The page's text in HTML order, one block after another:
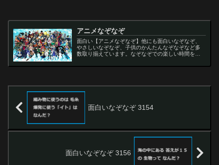
アニメなぞなぞ
面白い【アニメなぞなぞ】他にも面白いなぞなぞ、
やさしいなぞなぞ、子供のかんたんなぞなぞなど多
数取り揃えています。なぞなぞでの楽しい時間をお
面白いなぞなぞ 3154
面白いなぞなぞ 3156